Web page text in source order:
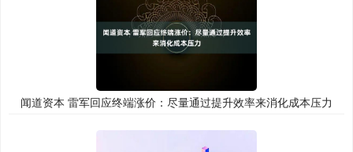
闻道资本 雷军回应终端涨价：尽量通过提升效率来消化成本压力